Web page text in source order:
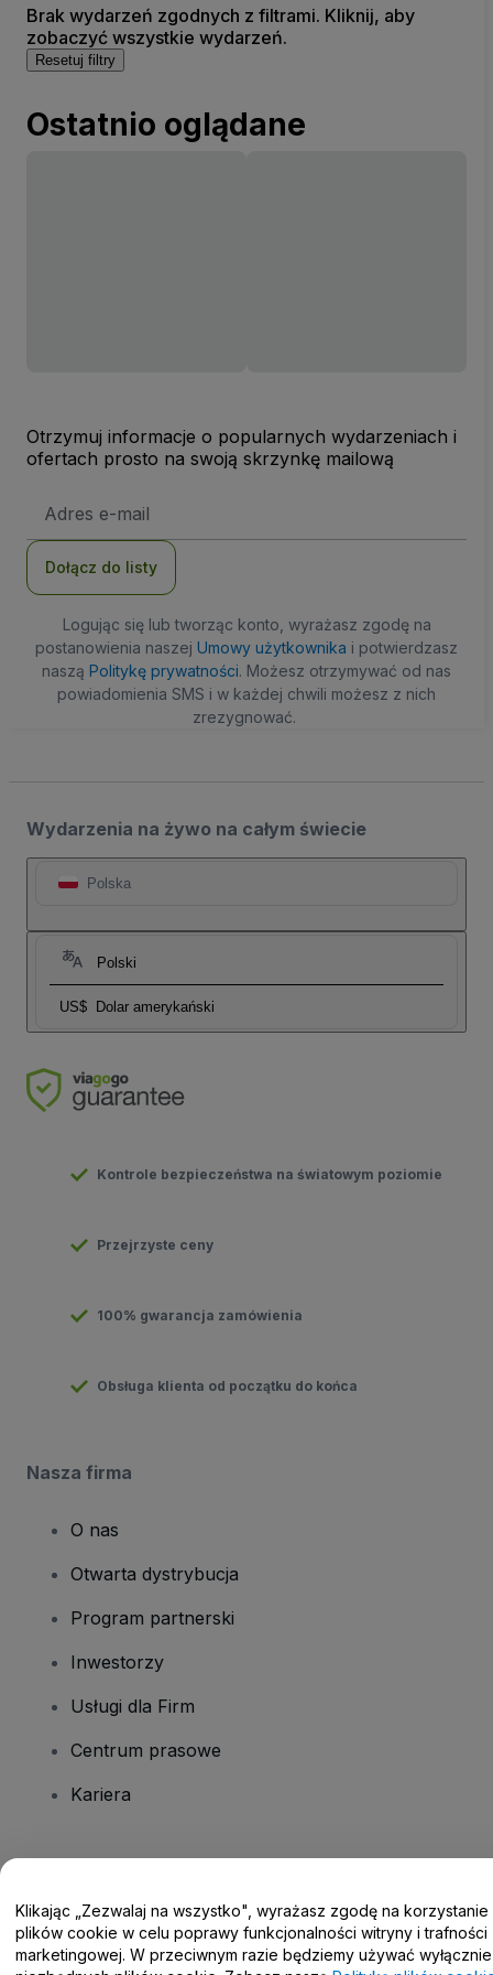
Brak wydarzeń zgodnych z filtrami. Kliknij, aby
zobaczyć wszystkie wydarzeń.
Resetuj filtry
Ostatnio oglądane
Otrzymuj informacje o popularnych wydarzeniach i
ofertach prosto na swoją skrzynkę mailową
e-
Dołącz do listy
Logując się lub tworząc konto, wyrażasz zgodę na
postanowienia naszej Umowy użytkownika i potwierdzasz
naszą Politykę prywatności. Możesz otrzymywać od nas
powiadomienia SMS i w każdej chwili możesz z nich
zrezygnować.
Wydarzenia na żywo na całym świecie
Polska
Polski
US$ Dolar amerykański
Kontrole bezpieczeństwa na światowym poziomie
Przejrzyste ceny
100% gwarancja zamówienia
Obsługa klienta od początku do końca
Nasza firma
O nas
Otwarta dystrybucja
Program partnerski
Inwestorzy
Usługi dla Firm
Centrum prasowe
Kariera
Centrum pomocy / Skontaktuj się z nami
Klikając „Zezwalaj na wszystko", wyrażasz zgodę na korzystanie
plików cookie w celu poprawy funkcjonalności witryny i trafności
marketingowej. W przeciwnym razie będziemy używać wyłącznie